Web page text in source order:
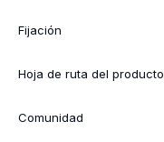
Fijación
Hoja de ruta del producto
Comunidad